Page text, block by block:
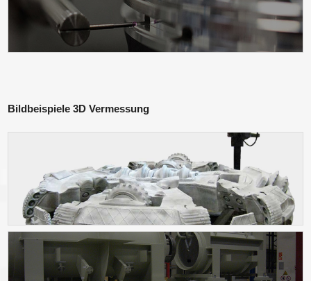
Bildbeispiele 3D Vermessung